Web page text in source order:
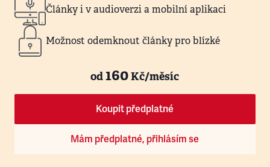
Články i v audioverzi a mobilní aplikaci
Možnost odemknout články pro blízké
od160Kč/měsíc
Koupit předplatné
Mám předplatné, přihlásím se